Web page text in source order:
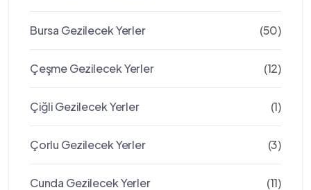
Bursa Gezilecek Yerler (50)
Çeşme Gezilecek Yerler (12)
Çiğli Gezilecek Yerler (1)
Çorlu Gezilecek Yerler (3)
Cunda Gezilecek Yerler (11)